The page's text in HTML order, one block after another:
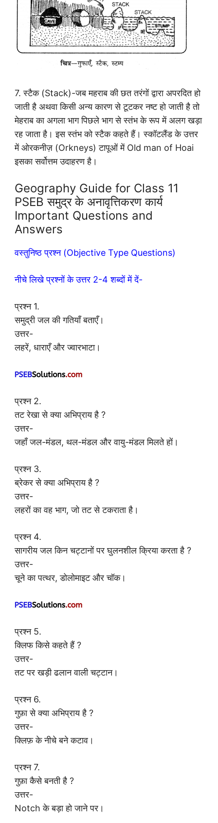
7. स्टैक (Stack)-जब महराब की छत तरंगों द्वारा अपरदित हो
जाती है अथवा किसी अन्य कारण से टूटकर नष्ट हो जाती है तो
मेहराब का अगला भाग पिछले भाग से स्तंभ के रूप में अलग खड़ा
रह जाता है। इस स्तंभ को स्टैक कहते हैं। स्कॉटलैंड के उत्तर
में ओरकनीज़ (Orkneys) टापूओं में Old man of Hoai
इसका सर्वोत्तम उदाहरण है।
Geography Guide for Class 11
PSEB समुद्र के अनावृत्तिकरण कार्य
Important Questions and
Answers
वस्तुनिष्ठ प्रश्न (Objective Type Questions)
नीचे लिखे प्रश्नों के उत्तर 2-4 शब्दों में दें-
प्रश्न 1.
समुद्री जल की गतियाँ बताएँ।
उत्तर-
लहरें, धाराएँ और ज्वारभाटा।
प्रश्न 2.
तट रेखा से क्या अभिप्राय है ?
उत्तर-
जहाँ जल-मंडल, थल-मंडल और वायु-मंडल मिलते हों।
प्रश्न 3.
ब्रेकर से क्या अभिप्राय है ?
उत्तर-
लहरों का वह भाग, जो तट से टकराता है।
प्रश्न 4.
सागरीय जल किन चट्टानों पर घुलनशील क्रिया करता है ?
उत्तर-
चूने का पत्थर, डोलोमाइट और चॉक।
प्रश्न 5.
क्लिफ किसे कहते हैं ?
उत्तर-
तट पर खड़ी ढलान वाली चट्टान।
प्रश्न 6.
गुफ़ा से क्या अभिप्राय है ?
उत्तर-
क्लिफ़ के नीचे बने कटाव।
प्रश्न 7.
गुफ़ा कैसे बनती है ?
उत्तर-
Notch के बड़ा हो जाने पर।